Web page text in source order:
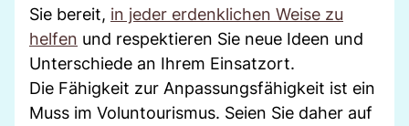
Sie bereit, in jeder erdenklichen Weise zu
helfen und respektieren Sie neue Ideen und
Unterschiede an Ihrem Einsatzort.
Die Fähigkeit zur Anpassungsfähigkeit ist ein
Muss im Voluntourismus. Seien Sie daher auf